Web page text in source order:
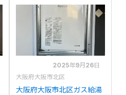
からリンナイRUJ-
A2400T(A)への交換
2025年9月26日
大阪府大阪市北区
大阪府大阪市北区ガス給湯